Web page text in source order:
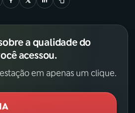
a qualidade do
acessou.
em apenas um clique.